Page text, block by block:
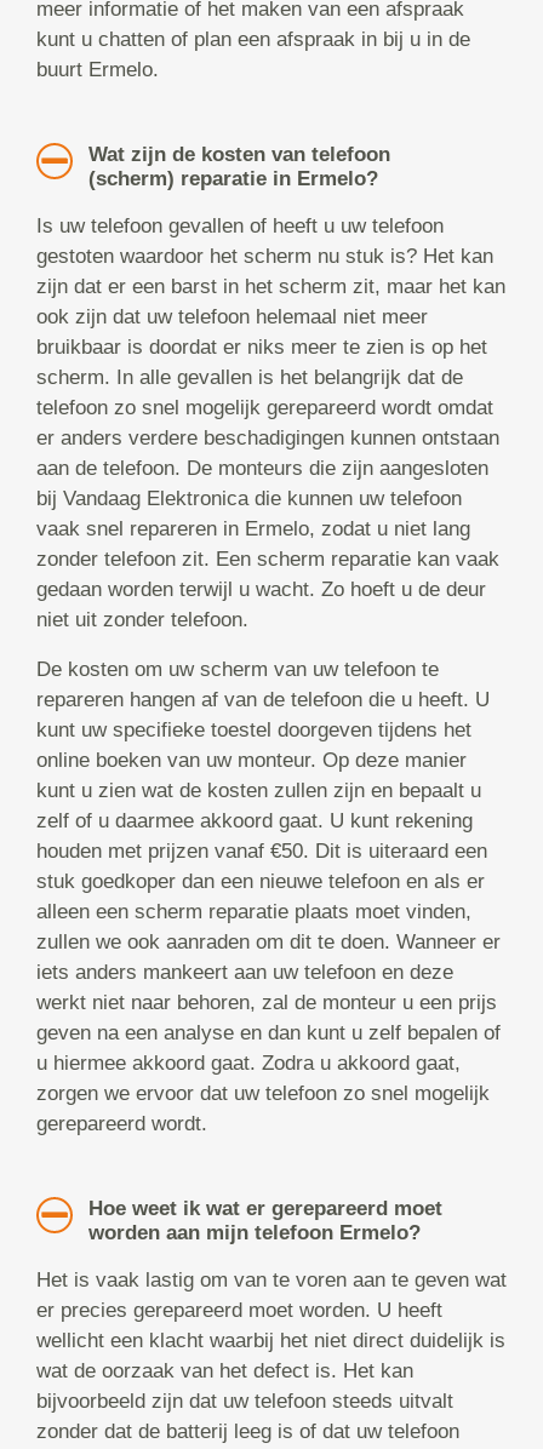
meer informatie of het maken van een afspraak
kunt u chatten of plan een afspraak in bij u in de
buurt Ermelo.
Wat zijn de kosten van telefoon
(scherm) reparatie in Ermelo?
Is uw telefoon gevallen of heeft u uw telefoon
gestoten waardoor het scherm nu stuk is? Het kan
zijn dat er een barst in het scherm zit, maar het kan
ook zijn dat uw telefoon helemaal niet meer
bruikbaar is doordat er niks meer te zien is op het
scherm. In alle gevallen is het belangrijk dat de
telefoon zo snel mogelijk gerepareerd wordt omdat
er anders verdere beschadigingen kunnen ontstaan
aan de telefoon. De monteurs die zijn aangesloten
bij Vandaag Elektronica die kunnen uw telefoon
vaak snel repareren in Ermelo, zodat u niet lang
zonder telefoon zit. Een scherm reparatie kan vaak
gedaan worden terwijl u wacht. Zo hoeft u de deur
niet uit zonder telefoon.
De kosten om uw scherm van uw telefoon te
repareren hangen af van de telefoon die u heeft. U
kunt uw specifieke toestel doorgeven tijdens het
online boeken van uw monteur. Op deze manier
kunt u zien wat de kosten zullen zijn en bepaalt u
zelf of u daarmee akkoord gaat. U kunt rekening
houden met prijzen vanaf €50. Dit is uiteraard een
stuk goedkoper dan een nieuwe telefoon en als er
alleen een scherm reparatie plaats moet vinden,
zullen we ook aanraden om dit te doen. Wanneer er
iets anders mankeert aan uw telefoon en deze
werkt niet naar behoren, zal de monteur u een prijs
geven na een analyse en dan kunt u zelf bepalen of
u hiermee akkoord gaat. Zodra u akkoord gaat,
zorgen we ervoor dat uw telefoon zo snel mogelijk
gerepareerd wordt.
Hoe weet ik wat er gerepareerd moet
worden aan mijn telefoon Ermelo?
Het is vaak lastig om van te voren aan te geven wat
er precies gerepareerd moet worden. U heeft
wellicht een klacht waarbij het niet direct duidelijk is
wat de oorzaak van het defect is. Het kan
bijvoorbeeld zijn dat uw telefoon steeds uitvalt
zonder dat de batterij leeg is of dat uw telefoon